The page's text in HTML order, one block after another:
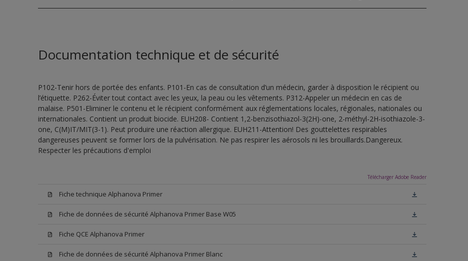
Documentation technique et de sécurité
P102-Tenir hors de portée des enfants. P101-En cas de consultation d’un médecin, garder à disposition le récipient ou
l’étiquette. P262-Éviter tout contact avec les yeux, la peau ou les vêtements. P312-Appeler un médecin en cas de
malaise. P501-Eliminer le contenu et le récipient conformément aux réglementations locales, régionales, nationales ou
internationales. Contient un produit biocide. EUH208- Contient 1,2-benzisothiazol-3(2H)-one, 2-méthyl-2H-isothiazole-3-
one, C(M)IT/MIT(3-1). Peut produire une réaction allergique. EUH211-Attention! Des gouttelettes respirables
dangereuses peuvent se former lors de la pulvérisation. Ne pas respirer les aérosols ni les brouillards.Dangereux.
Respecter les précautions d'emploi
Télécharger Adobe Reader
Fiche technique Alphanova Primer
Fiche de données de sécurité Alphanova Primer Base W05
Fiche QCE Alphanova Primer
Fiche de données de sécurité Alphanova Primer Blanc